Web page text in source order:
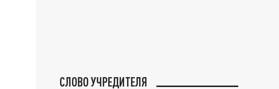
СЛОВО УЧРЕДИТЕЛЯ